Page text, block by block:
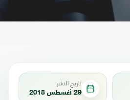
تاريخ النشر
29 أغسطس 2018